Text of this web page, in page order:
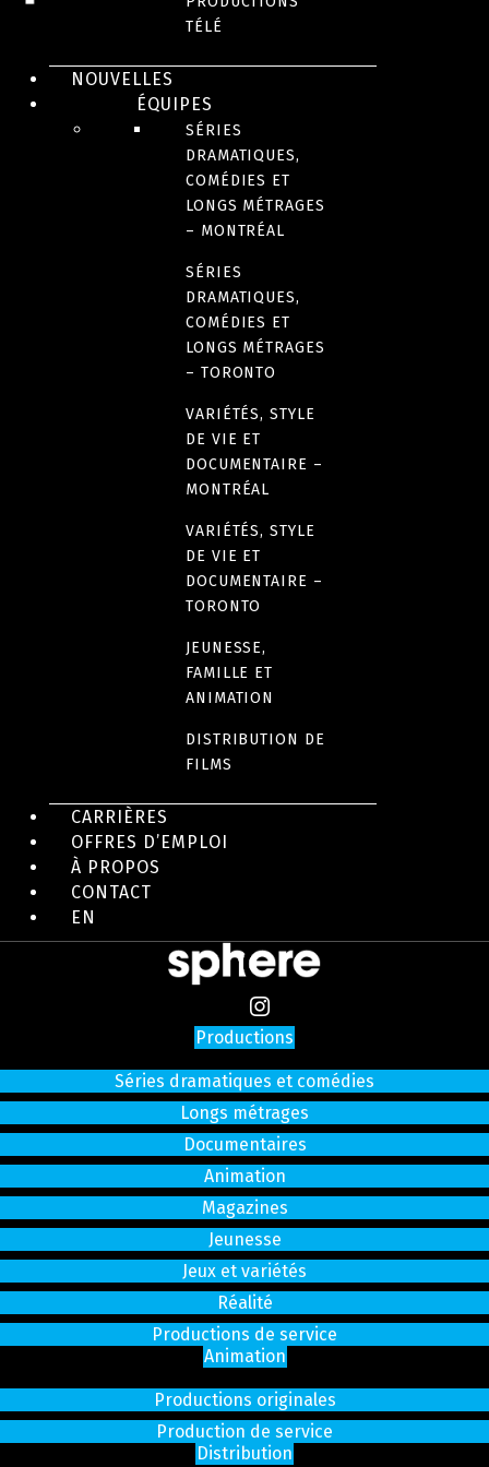
TÉLÉ
NOUVELLES
ÉQUIPES
SÉRIES
DRAMATIQUES,
COMÉDIES ET
LONGS MÉTRAGES
– MONTRÉAL
SÉRIES
DRAMATIQUES,
COMÉDIES ET
LONGS MÉTRAGES
– TORONTO
VARIÉTÉS, STYLE
DE VIE ET
DOCUMENTAIRE –
MONTRÉAL
VARIÉTÉS, STYLE
DE VIE ET
DOCUMENTAIRE –
TORONTO
JEUNESSE,
FAMILLE ET
ANIMATION
DISTRIBUTION DE
FILMS
CARRIÈRES
OFFRES D’EMPLOI
À PROPOS
CONTACT
EN
PRIX ET DISTINCTIONS
ANNÉE(S) DE DIFFUSION
Fiche technique du long métrage
EN IMAGES
Productions
Séries dramatiques et comédies
Longs métrages
Documentaires
Animation
Magazines
Jeunesse
Jeux et variétés
Réalité
Productions de service
Animation
Productions originales
Production de service
Distribution